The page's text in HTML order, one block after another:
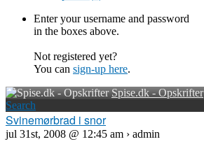
Enter your username and password
in the boxes above.
Not registered yet?
You can sign-up here.
Spise.dk - Opskrifter
Search
Svinemørbrad i snor
jul 31st, 2008 @ 12:45 am › admin